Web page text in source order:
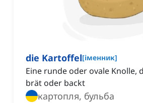
die Kartoffel[іменник]
Eine runde oder ovale Knolle,
brät oder backt
картопля, бульба